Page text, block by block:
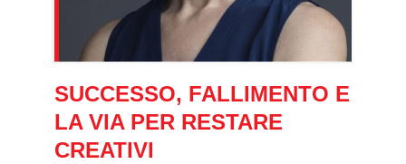
SUCCESSO, FALLIMENTO E
LA VIA PER RESTARE
CREATIVI